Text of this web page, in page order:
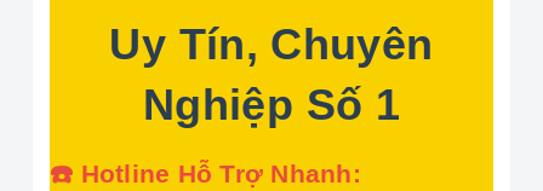
Uy Tín, Chuyên
Nghiệp Số 1
☎️ Hotline Hỗ Trợ Nhanh: